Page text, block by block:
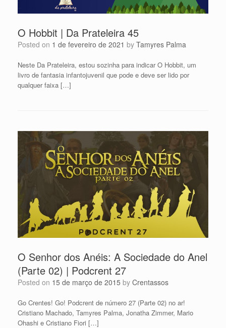
O Hobbit | Da Prateleira 45
Posted on 1 de fevereiro de 2021 by Tamyres Palma
Neste Da Prateleira, estou sozinha para indicar O Hobbit, um
livro de fantasia infantojuvenil que pode e deve ser lido por
qualquer faixa […]
O Senhor dos Anéis: A Sociedade do Anel
(Parte 02) | Podcrent 27
Posted on 15 de março de 2015 by Crentassos
Go Crentes! Go! Podcrent de número 27 (Parte 02) no ar!
Cristiano Machado, Tamyres Palma, Jonatha Zimmer, Mario
Ohashi e Cristiano Fiori […]